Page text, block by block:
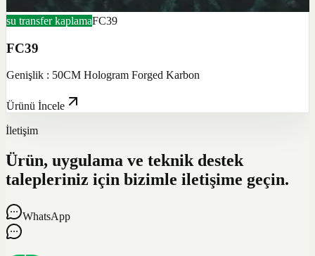
su transfer kaplamaFC39
FC39
Genişlik : 50CM Hologram Forged Karbon
Ürünü İncele
İletişim
Ürün, uygulama ve teknik destek
talepleriniz için bizimle iletişime geçin.
WhatsApp